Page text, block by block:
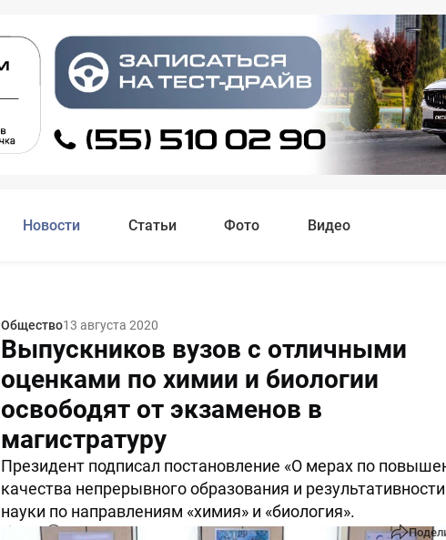
Новости Статьи Фото Видео
Общество13 августа 2020
Выпускников вузов с отличными
оценками по химии и биологии
освободят от экзаменов в
магистратуру
Президент подписал постановление «О мерах по
качества непрерывного образования и результативности
науки по направлениям «химия» и «биология».
5373 0